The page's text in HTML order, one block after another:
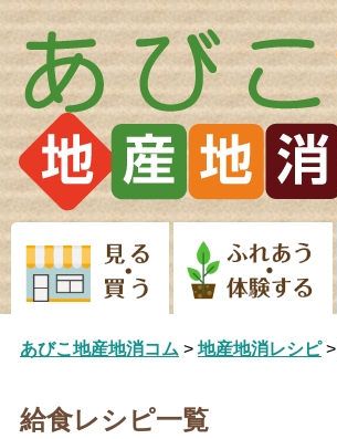
Skip
content
あびこ地産地消コム > 地産地消レシピ>
給食レシピ一覧